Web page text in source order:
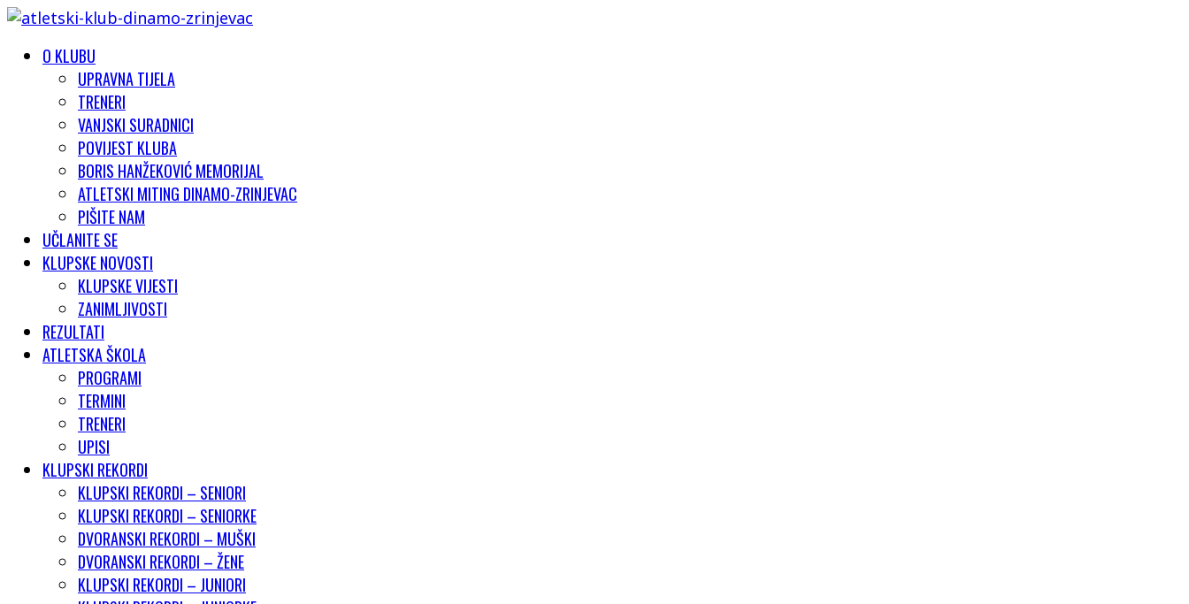
O KLUBU
UPRAVNA TIJELA
TRENERI
VANJSKI SURADNICI
POVIJEST KLUBA
BORIS HANŽEKOVIĆ MEMORIJAL
ATLETSKI MITING DINAMO-ZRINJEVAC
PIŠITE NAM
UČLANITE SE
KLUPSKE NOVOSTI
KLUPSKE VIJESTI
ZANIMLJIVOSTI
REZULTATI
ATLETSKA ŠKOLA
PROGRAMI
TERMINI
TRENERI
UPISI
KLUPSKI REKORDI
KLUPSKI REKORDI – SENIORI
KLUPSKI REKORDI – SENIORKE
DVORANSKI REKORDI – MUŠKI
DVORANSKI REKORDI – ŽENE
KLUPSKI REKORDI – JUNIORI